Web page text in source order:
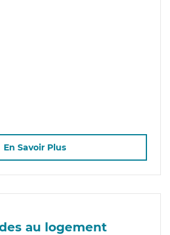
En Savoir Plus
au logement